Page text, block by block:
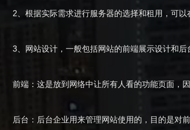
2、根据实际需求进行服务器的选择和租用，可以
3、网站设计，一般包括网站的前端展示设计和后
前端：这是放到网络中让所有人看的功能页面，因
后台：后台企业用来管理网站使用的，目的是对前